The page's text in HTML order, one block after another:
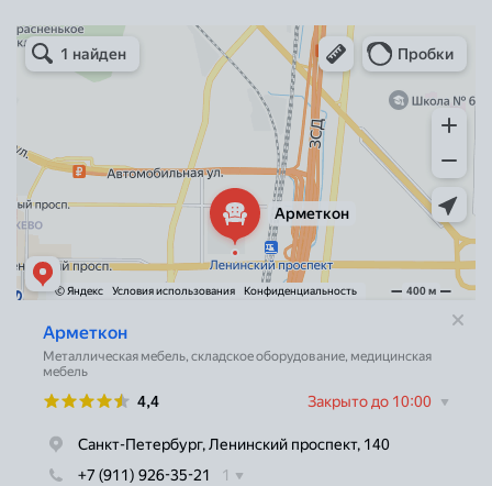
Арметкон
Металлическая мебель в Санкт‑Петербурге
Торговое оборудование в Санкт‑Петербурге